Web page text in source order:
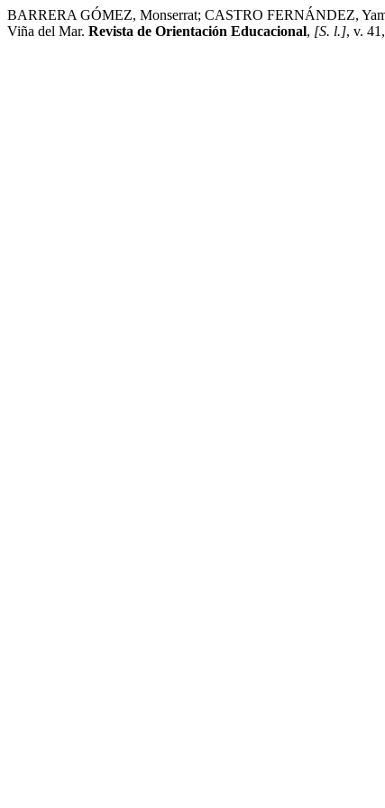
BARRERA GÓMEZ, Monserrat; CASTRO FERNÁNDEZ,
Viña del Mar. Revista de Orientación Educacional, [S. l.], v.